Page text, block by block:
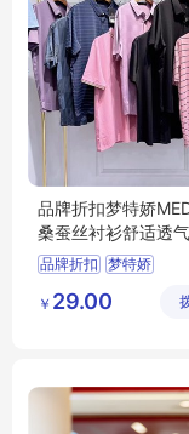
品牌折扣梦特娇
桑蚕丝衬衫舒适透
衣
品牌折扣 梦特娇
男士上衣
￥ 29.00